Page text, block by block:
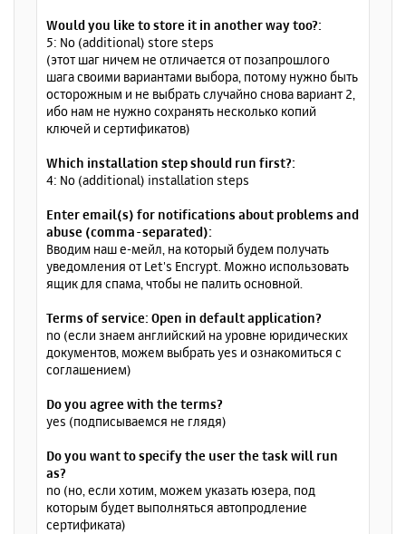
Would you like to store it in another way too?:
5: No (additional) store steps
(этот шаг ничем не отличается от позапрошлого
шага своими вариантами выбора, потому нужно быть
осторожным и не выбрать случайно снова вариант 2,
ибо нам не нужно сохранять несколько копий
ключей и сертификатов)
Which installation step should run first?:
4: No (additional) installation steps
Enter email(s) for notifications about problems and
abuse (comma-separated):
Вводим наш е-мейл, на который будем получать
уведомления от Let's Encrypt. Можно использовать
ящик для спама, чтобы не палить основной.
Terms of service: Open in default application?
no (если знаем английский на уровне юридических
документов, можем выбрать yes и ознакомиться с
соглашением)
Do you agree with the terms?
yes (подписываемся не глядя)
Do you want to specify the user the task will run
as?
no (но, если хотим, можем указать юзера, под
которым будет выполняться автопродление
сертификата)